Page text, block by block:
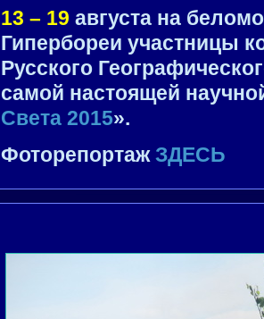
13 – 19 августа на
Гипербореи участницы
Русского
самой настоящей
Света 2015».
Фоторепортаж ЗДЕСЬ